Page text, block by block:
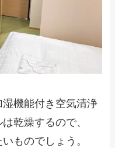
機能付き空気清浄
乾燥するので、
ものでしょう。